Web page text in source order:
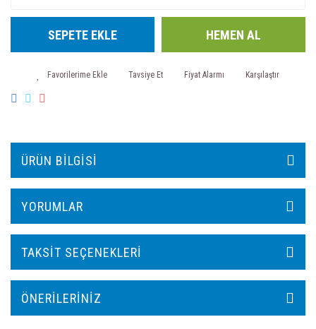
SEPETE EKLE HEMEN AL
Tavsiye Et Fiyat Alarmı Karşılaştır
ÜRÜN BILGISI
YORUMLAR
TAKSIT SEÇENEKLERI
ÖNERILERINIZ